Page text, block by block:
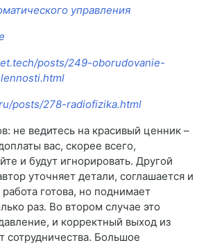
управления
posts/249-oborudovanie-
posts/278-radiofizika.html
не ведитесь на красивый ценник –
вас, скорее всего,
и будут игнорировать. Другой
уточняет детали, соглашается и
готова, но поднимает
раз. Во втором случае это
и корректный выход из
сотрудничества. Большое